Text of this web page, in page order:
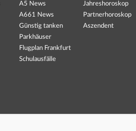
A5 News
A661 News
Günstig tanken
Parkhäuser
Flugplan Frankfurt
Schulausfälle
Jahreshoroskop
Partnerhoroskop
Aszendent